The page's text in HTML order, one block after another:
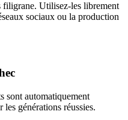
filigrane. Utilisez-les librement
sociaux ou la production
sont automatiquement
générations réussies.